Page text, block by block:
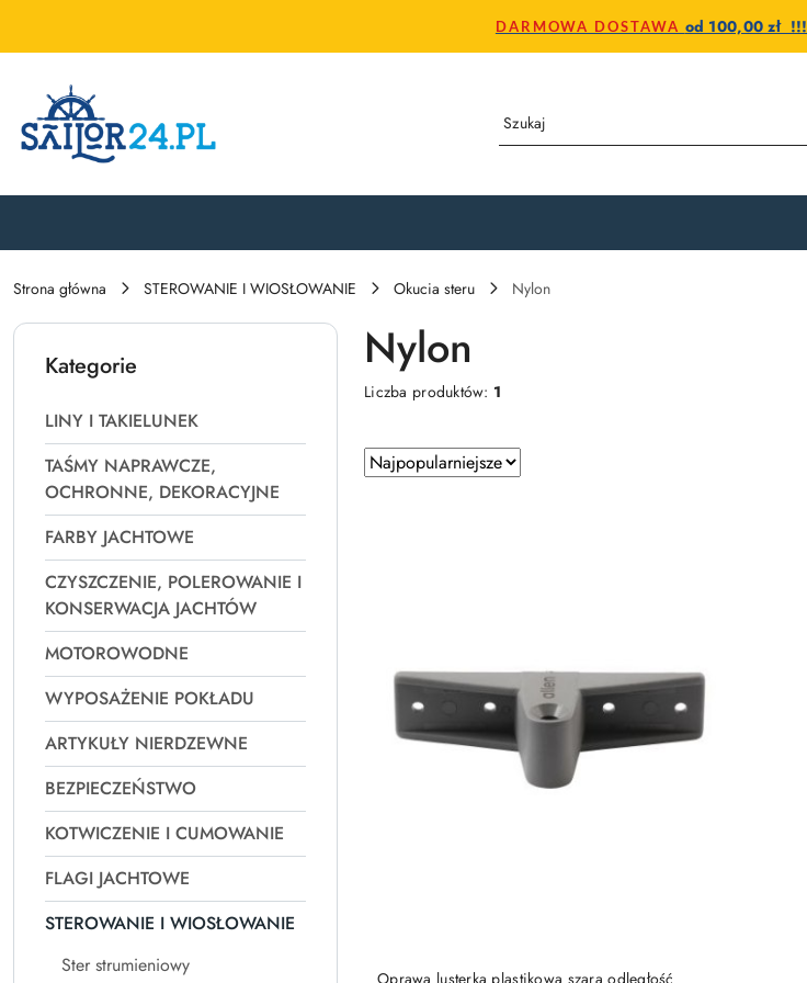
DARMOWA DOSTAWA od 100,00 zł !!!
Strona główna STEROWANIE I WIOSŁOWANIE Okucia steru Nylon
Kategorie
LINY I TAKIELUNEK
TAŚMY NAPRAWCZE,
OCHRONNE, DEKORACYJNE
FARBY JACHTOWE
CZYSZCZENIE, POLEROWANIE I
KONSERWACJA JACHTÓW
MOTOROWODNE
WYPOSAŻENIE POKŁADU
ARTYKUŁY NIERDZEWNE
BEZPIECZEŃSTWO
KOTWICZENIE I CUMOWANIE
FLAGI JACHTOWE
STEROWANIE I WIOSŁOWANIE
Ster strumieniowy
Nylon
Liczba produktów: 1
Zastosowano
sortowanie:
Sortuj
według
DO KOSZYKA